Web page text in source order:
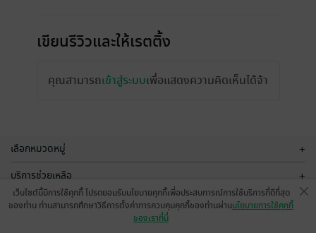
เขียนรีวิวและให้เรตติ้ง
คุณสามารถเข้าสู่ระบบเพื่อแสดงความคิดเห็นได้จ้า
เลือกหมวดหมู่ +
บริการช่วยเหลือ +
เกี่ยวกับเรา
เว็บไซต์นี้มีการใช้คุกกี้ โปรดยอมรับนโยบายคุกกี้เพื่อประสบการณ์การใช้บริการที่ดีที่สุด
ของท่าน ท่านสามารถศึกษาวิธีการตั้งค่าการควบคุมคุกกี้ของท่านผ่านนโยบายการใช้คุกกี้
ของเราที่นี่